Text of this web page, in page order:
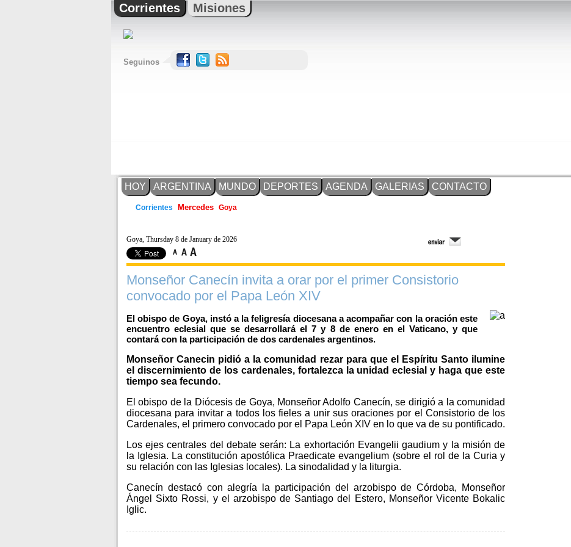
Corrientes Misiones
Seguinos
HOY ARGENTINA MUNDO DEPORTES AGENDA GALERIAS CONTACTO
Corrientes Mercedes Goya
Goya, Thursday 8 de January de 2026
Monseñor Canecín invita a orar por el primer Consistorio
convocado por el Papa León XIV
El obispo de Goya, instó a la feligresía diocesana a acompañar con la oración este
encuentro eclesial que se desarrollará el 7 y 8 de enero en el Vaticano, y que
contará con la participación de dos cardenales argentinos.
Monseñor Canecin pidió a la comunidad rezar para que el Espíritu Santo ilumine
el discernimiento de los cardenales, fortalezca la unidad eclesial y haga que este
tiempo sea fecundo.
El obispo de la Diócesis de Goya, Monseñor Adolfo Canecín, se dirigió a la comunidad
diocesana para invitar a todos los fieles a unir sus oraciones por el Consistorio de los
Cardenales, el primero convocado por el Papa León XIV en lo que va de su pontificado.
Los ejes centrales del debate serán: La exhortación Evangelii gaudium y la misión de
la Iglesia. La constitución apostólica Praedicate evangelium (sobre el rol de la Curia y
su relación con las Iglesias locales). La sinodalidad y la liturgia.
Canecín destacó con alegría la participación del arzobispo de Córdoba, Monseñor
Ángel Sixto Rossi, y el arzobispo de Santiago del Estero, Monseñor Vicente Bokalic
Iglic.